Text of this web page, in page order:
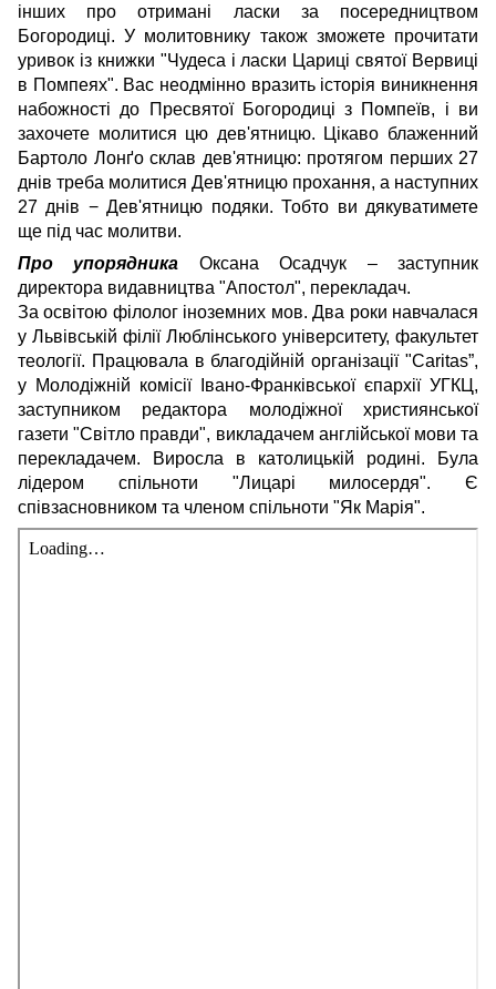
інших про отримані ласки за посередництвом
Богородиці. У молитовнику також зможете прочитати
уривок із книжки "Чудеса і ласки Цариці святої Вервиці
в Помпеях". Вас неодмінно вразить історія виникнення
набожності до Пресвятої Богородиці з Помпеїв, і ви
захочете молитися цю дев'ятницю. Цікаво блаженний
Бартоло Лонґо склав дев'ятницю: протягом перших 27
днів треба молитися Дев'ятницю прохання, а наступних
27 днів − Дев'ятницю подяки. Тобто ви дякуватимете
ще під час молитви.
Про упорядника Оксана Осадчук – заступник
директора видавництва "Апостол", перекладач.
За освітою філолог іноземних мов. Два роки навчалася
у Львівській філії Люблінського університету, факультет
теології. Працювала в благодійній організації "Caritas”,
у Молодіжній комісії Івано-Франківської єпархії УГКЦ,
заступником редактора молодіжної християнської
газети "Світло правди", викладачем англійської мови та
перекладачем. Виросла в католицькій родині. Була
лідером спільноти "Лицарі милосердя". Є
співзасновником та членом спільноти "Як Марія".